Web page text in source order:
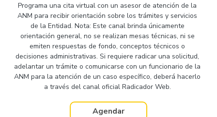
Programa una cita virtual con un asesor de atención de la
ANM para recibir orientación sobre los trámites y servicios
de la Entidad. Nota: Este canal brinda únicamente
orientación general, no se realizan mesas técnicas, ni se
emiten respuestas de fondo, conceptos técnicos o
decisiones administrativas. Si requiere radicar una solicitud,
adelantar un trámite o comunicarse con un funcionario de la
ANM para la atención de un caso específico, deberá hacerlo
a través del canal oficial Radicador Web.
Agendar